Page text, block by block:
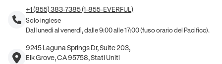
+1 (855) 383-7385 (1-855-EVERFUL)
Solo inglese
Dal lunedì al venerdì, dalle 9:00 alle 17:00 (fuso orario del Pacifico).
9245 Laguna Springs Dr, Suite 203,
Elk Grove, CA 95758, Stati Uniti